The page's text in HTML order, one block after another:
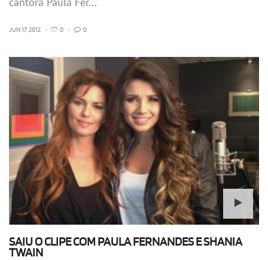
JUN 17, 2012 • 0 • 0
SAIU O CLIPE COM PAULA FERNANDES E SHANIA
TWAIN